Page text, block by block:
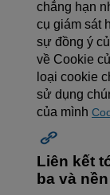
chẳng hạn
cụ giám sát
sự đồng ý
về Cookie
loại cookie
sử dụng
của mình
Liên kết
ba và